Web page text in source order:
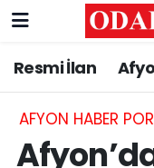
Resmi İlan
AFYON HABER
Resmi İlan
ASAYİŞ
Nöbetçi
Hava
Trafik